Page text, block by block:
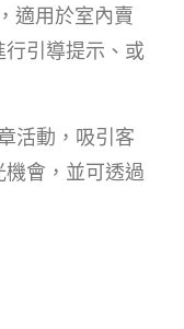
適用於室內賣
引導提示、或
活動，吸引客
會，並可透過